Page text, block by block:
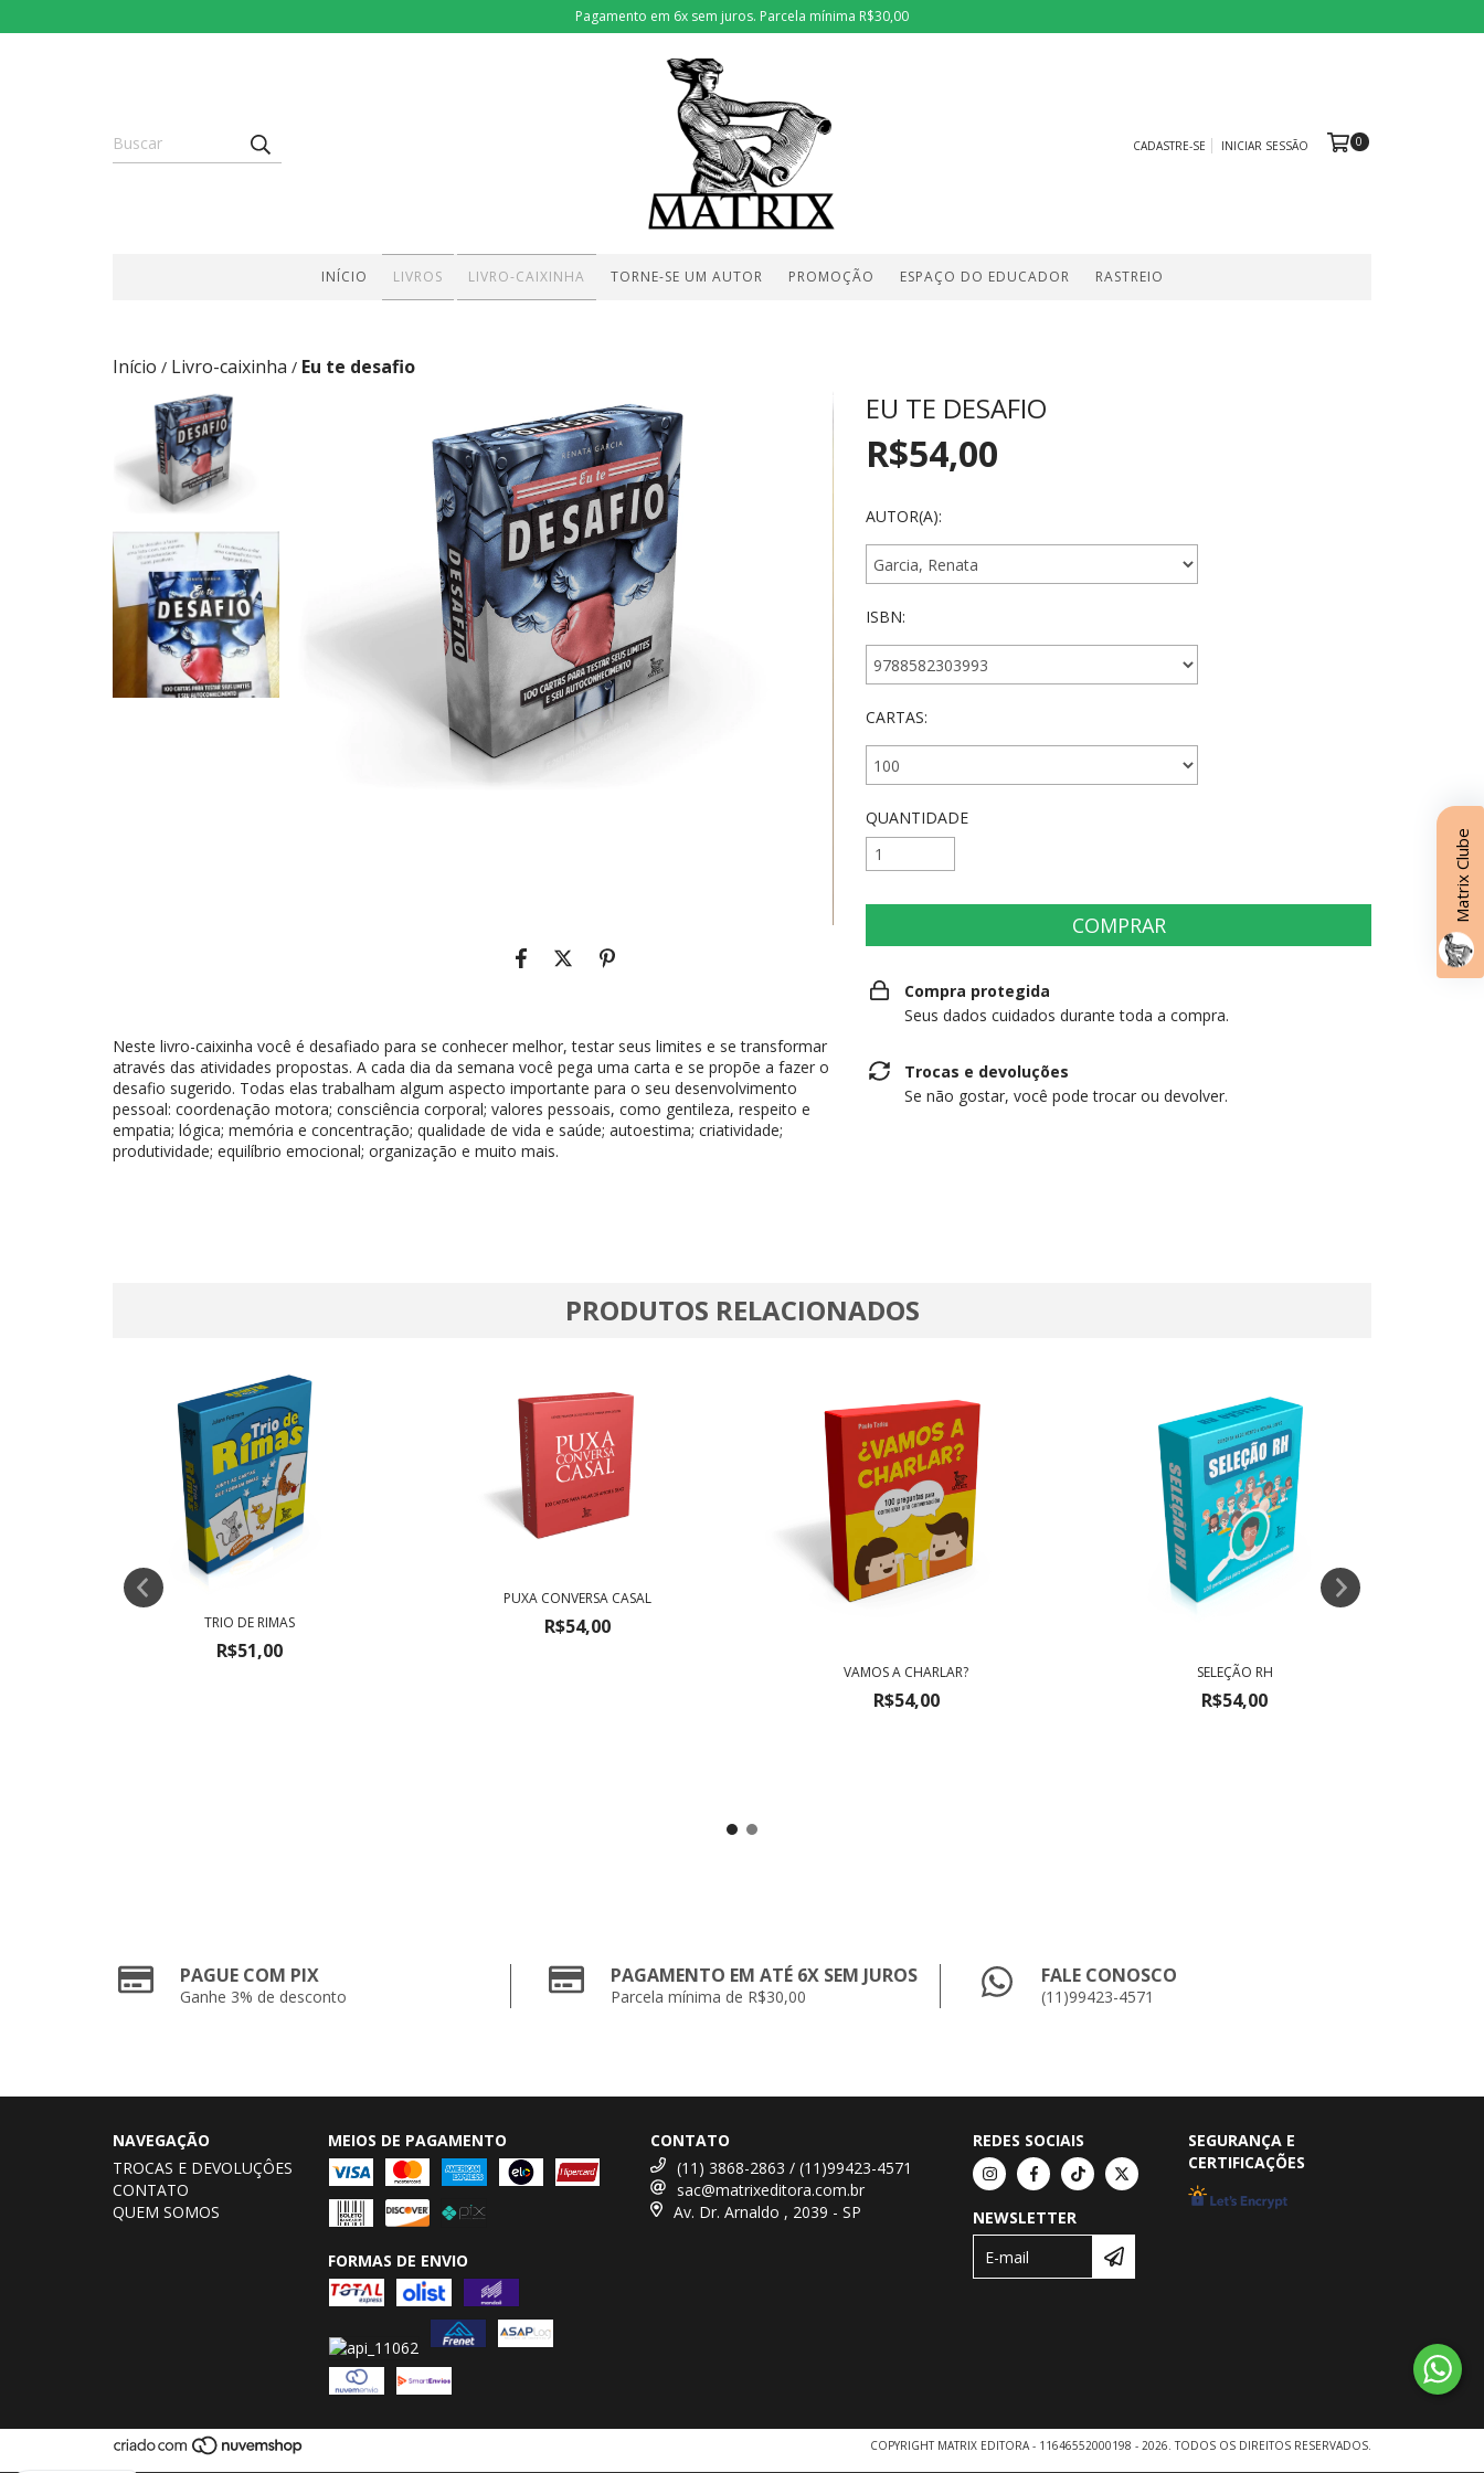
Pagamento em 6x sem juros. Parcela mínima R$30,00
CADASTRE-SE INICIAR SESSÃO 0
INÍCIO LIVROS LIVRO-CAIXINHA TORNE-SE UM AUTOR PROMOÇÃO ESPAÇO DO EDUCADOR RASTREIO
Início / Livro-caixinha / Eu te desafio
Neste livro-caixinha você é desafiado para se conhecer melhor, testar seus limites e se transformar
através das atividades propostas. A cada dia da semana você pega uma carta e se propõe a fazer o
desafio sugerido. Todas elas trabalham algum aspecto importante para o seu desenvolvimento
pessoal: coordenação motora; consciência corporal; valores pessoais, como gentileza, respeito e
empatia; lógica; memória e concentração; qualidade de vida e saúde; autoestima; criatividade;
produtividade; equilíbrio emocional; organização e muito mais.
EU TE DESAFIO
R$54,00
AUTOR(A):
ISBN:
CARTAS:
QUANTIDADE
Compra protegida
Seus dados cuidados durante toda a compra.
Trocas e devoluções
Se não gostar, você pode trocar ou devolver.
PRODUTOS RELACIONADOS
TRIO DE RIMAS
R$51,00
PUXA CONVERSA CASAL
R$54,00
VAMOS A CHARLAR?
R$54,00
SELEÇÃO RH
R$54,00
PAGUE COM PIX
Ganhe 3% de desconto
PAGAMENTO EM ATÉ 6X SEM JUROS
Parcela mínima de R$30,00
FALE CONOSCO
(11)99423-4571
NAVEGAÇÃO
TROCAS E DEVOLUÇÔES
CONTATO
QUEM SOMOS
MEIOS DE PAGAMENTO
FORMAS DE ENVIO
CONTATO
(11) 3868-2863 / (11)99423-4571
sac@matrixeditora.com.br
Av. Dr. Arnaldo , 2039 - SP
REDES SOCIAIS
NEWSLETTER
SEGURANÇA E
CERTIFICAÇÕES
COPYRIGHT MATRIX EDITORA - 11646552000198 - 2026. TODOS OS DIREITOS RESERVADOS.
Matrix Clube